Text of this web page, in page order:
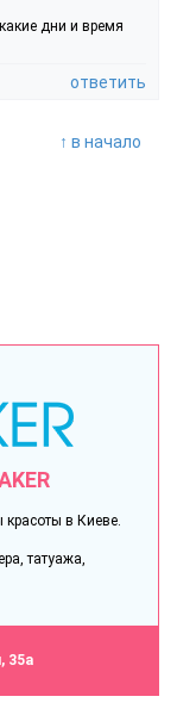
дни и время
ответить
↑ в начало
в Киеве.
татуажа,
35а